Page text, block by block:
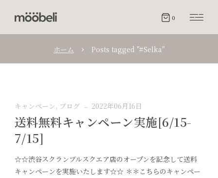
0
ホーム Posts tagged "#Selka"
キャンペーン, ブログ 2022年06月16日
送料無料キャンペーン実施[6/15-
7/15]
☆☆渋谷スクランブルスクエア店のオープンを記念して送料
キャンペーンを実施いたします☆☆ ＊＊こちらのキャンペー